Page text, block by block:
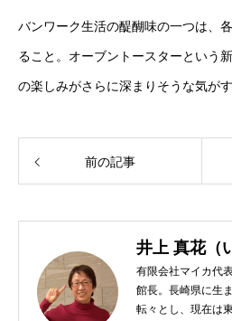
バンワーク生活の醍醐味の一つは、
ること。オーブントースターという
の楽しみがさらに深まりそうな気がす
前の記事
井上 真花（
有限会社マイカ代
館長。長崎県に生
転々とし、現在は